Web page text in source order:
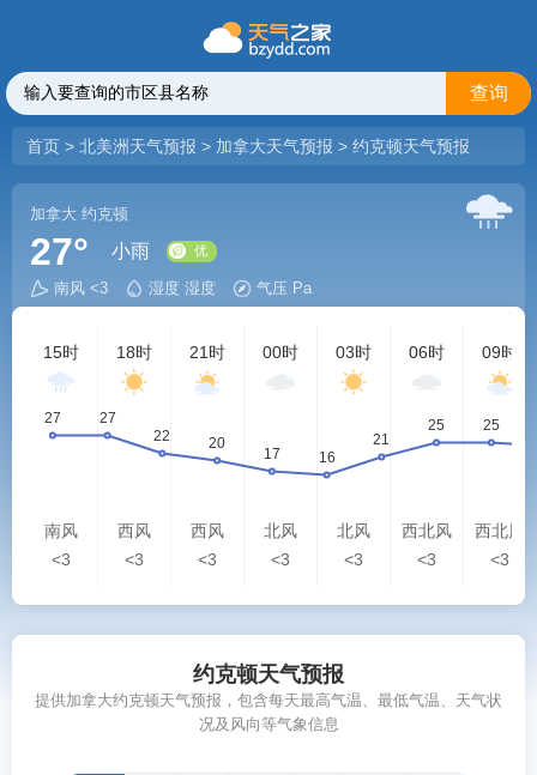
查询
首页 > 北美洲天气预报 > 加拿大天气预报 > 约克顿天气预报
加拿大 约克顿
27° 小雨
南风 <3 湿度 湿度 气压 Pa
15时
南风
<3
18时
西风
<3
21时
西风
<3
00时
北风
<3
03时
北风
<3
06时
西北风
<3
09时
西北风
<3
约克顿天气预报
提供加拿大约克顿天气预报，包含每天最高气温、最低气温、天气状
况及风向等气象信息